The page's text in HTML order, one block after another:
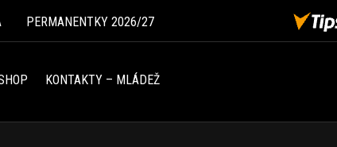
PERMANENTKY 2026/27
KONTAKTY – MLÁDEŽ